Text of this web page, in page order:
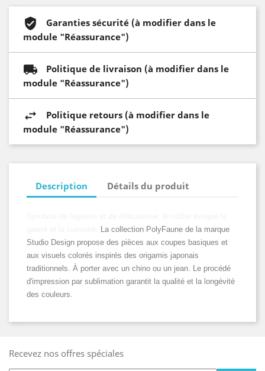
Garanties sécurité (à modifier dans le
module "Réassurance")
Politique de livraison (à modifier dans le
module "Réassurance")
Politique retours (à modifier dans le
module "Réassurance")
Description Détails du produit
La collection PolyFaune de la marque
Studio Design propose des pièces aux coupes basiques et
aux visuels colorés inspirés des origamis japonais
traditionnels. À porter avec un chino ou un jean. Le procédé
d'impression par sublimation garantit la qualité et la longévité
des couleurs.
Recevez nos offres spéciales